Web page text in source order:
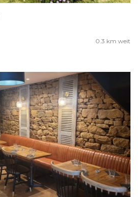
0.3 km weit